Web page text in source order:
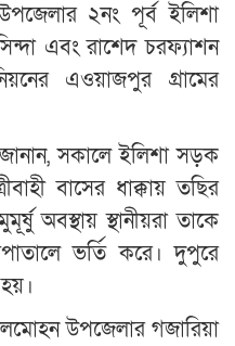
২নং পূর্ব ইলিশা
এবং রাশেদ চরফ্যাশন
এওয়াজপুর গ্রামের
সকালে ইলিশা সড়ক
বাসের ধাক্কায় তছির
স্থানীয়রা তাকে
ভর্তি করে। দুপুরে
উপজেলার গজারিয়া